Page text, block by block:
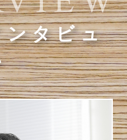
ンタビュ